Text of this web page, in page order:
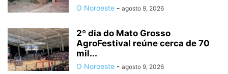
O Noroeste - agosto 9, 2026
2º dia do Mato Grosso
AgroFestival reúne cerca de 70
mil...
O Noroeste - agosto 9, 2026